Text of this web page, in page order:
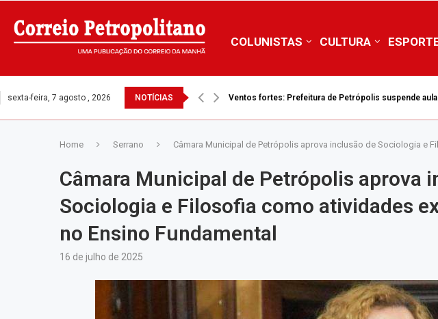
COLUNISTAS CULTURA
sexta-feira, 7 agosto , 2026 NOTÍCIAS Ventos fortes: Prefeitura de Petrópolis suspende
Home Serrano Câmara Municipal de Petrópolis aprova inclusão de Sociologia e
Câmara Municipal de Petrópolis aprova
Sociologia e Filosofia como atividades
no Ensino Fundamental
16 de julho de 2025